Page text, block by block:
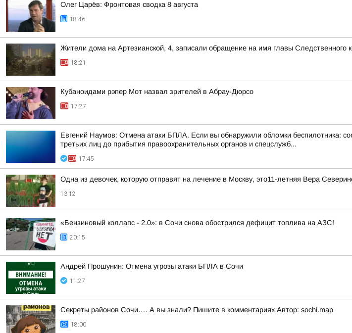
Олег Царёв: Фронтовая сводка 8 августа
18:46
Жители дома на Артезианской, 4, записали обращение на имя главы Следственного
18:21
Кубаноидами рэпер Мот назвал зрителей в Абрау-Дюрсо
17:27
Евгений Наумов: Отмена атаки БПЛА. Если вы обнаружили обломки беспилотника:
третьих лиц до прибытия правоохранительных органов и спецслужб...
17:45
Одна из девочек, которую отправят на лечение в Москву, это11-летняя Вера
13:12
«Бензиновый коллапс - 2.0»: в Сочи снова обострился дефицит топлива на АЗС!
20:15
Андрей Прошунин: Отмена угрозы атаки БПЛА в Сочи
11:27
Секреты районов Сочи…. А вы знали? Пишите в комментариях Автор: sochi.map
18:00